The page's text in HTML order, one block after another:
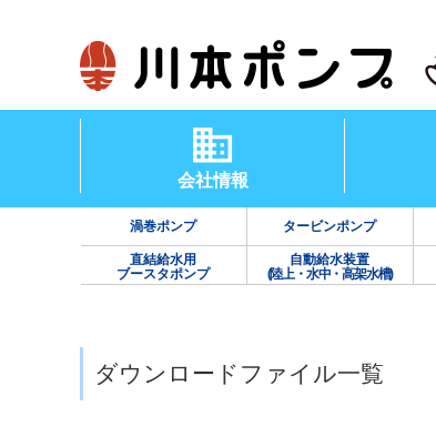
会社情報
渦巻ポンプ タービンポンプ
直結給水用
ブースタポンプ
自動給水装置
(陸上・水中・高架水槽)
ダウンロードファイル一覧